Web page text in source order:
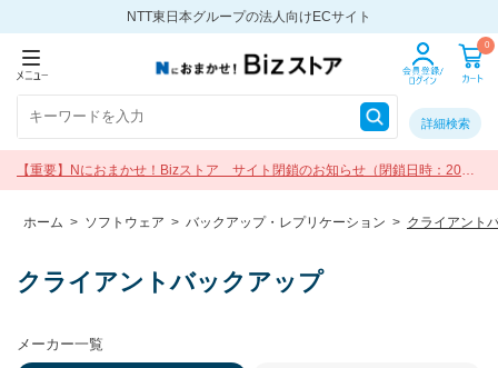
NTT東日本グループの法人向けECサイト
0
詳細検索
【重要】Nにおまかせ！Bizストア サイト閉鎖のお知らせ（閉鎖日時：2026
年9月30日 17:00）
ホーム > ソフトウェア > バックアップ・レプリケーション > クライアント
クライアントバックアップ
メーカー一覧